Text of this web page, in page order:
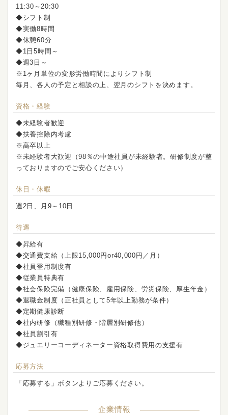
11:30～20:30
◆シフト制
◆実働8時間
◆休憩60分
◆1日5時間～
◆週3日～
※1ヶ月単位の変形労働時間によりシフト制
毎月、各人の予定と相談の上、翌月のシフトを決めます。
資格・経験
◆未経験者歓迎
◆扶養控除内考慮
※高卒以上
※未経験者大歓迎（98％の中途社員が未経験者。研修制度が整
っておりますのでご安心ください）
休日・休暇
週2日、月9～10日
待遇
◆昇給有
◆交通費支給（上限15,000円or40,000円／月）
◆社員登用制度有
◆従業員特典有
◆社会保険完備（健康保険、雇用保険、労災保険、厚生年金）
◆退職金制度（正社員として5年以上勤務が条件）
◆定期健康診断
◆社内研修（職種別研修・階層別研修他）
◆社員割引有
◆ジュエリーコーディネーター資格取得費用の支援有
応募方法
「応募する」ボタンよりご応募ください。
企業情報